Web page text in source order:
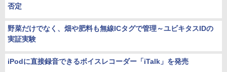
否定
野菜だけでなく、畑や肥料も無線ICタグで管理～ユビキタスIDの
実証実験
iPodに直接録音できるボイスレコーダー「iTalk」を発売